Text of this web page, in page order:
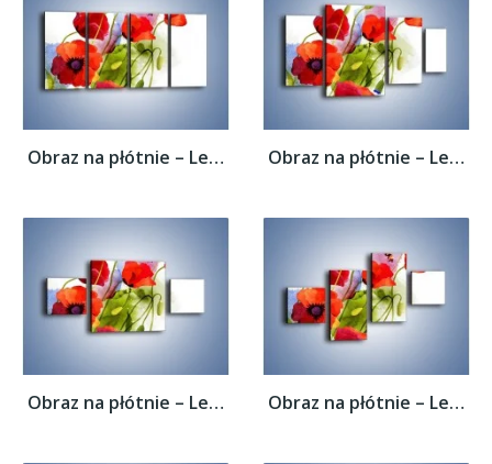
Obraz na płótnie – Lewa strona maków –... Obraz na płótnie – Lewa strona maków –...
Obraz na płótnie – Lewa strona maków –... Obraz na płótnie – Lewa strona maków –...